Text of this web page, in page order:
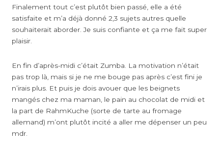
Finalement tout c’est plutôt bien passé, elle a été
satisfaite et m’a déjà donné 2,3 sujets autres quelle
souhaiterait aborder. Je suis confiante et ça me fait super
plaisir.
En fin d’après-midi c’était Zumba. La motivation n’était
pas trop là, mais si je ne me bouge pas après c’est fini je
n’irais plus. Et puis je dois avouer que les beignets
mangés chez ma maman, le pain au chocolat de midi et
la part de RahmKuche (sorte de tarte au fromage
allemand) m’ont plutôt incité a aller me dépenser un peu
mdr.